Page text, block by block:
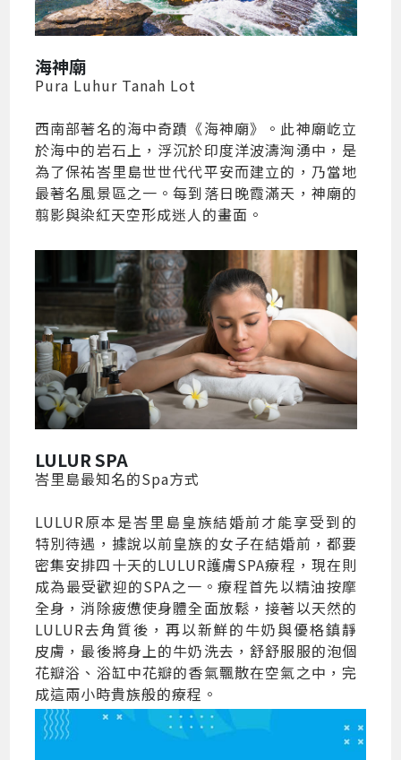
海神廟
Pura Luhur Tanah Lot
西南部著名的海中奇蹟《海神廟》。此神廟屹立
於海中的岩石上，浮沉於印度洋波濤洶湧中，是
為了保祐峇里島世世代代平安而建立的，乃當地
最著名風景區之一。每到落日晚霞滿天，神廟的
翦影與染紅天空形成迷人的畫面。
LULUR SPA
峇里島最知名的Spa方式
LULUR原本是峇里島皇族結婚前才能享受到的
特別待遇，據說以前皇族的女子在結婚前，都要
密集安排四十天的LULUR護膚SPA療程，現在則
成為最受歡迎的SPA之一。療程首先以精油按摩
全身，消除疲憊使身體全面放鬆，接著以天然的
LULUR去角質後，再以新鮮的牛奶與優格鎮靜
皮膚，最後將身上的牛奶洗去，舒舒服服的泡個
花瓣浴、浴缸中花瓣的香氣飄散在空氣之中，完
成這兩小時貴族般的療程。